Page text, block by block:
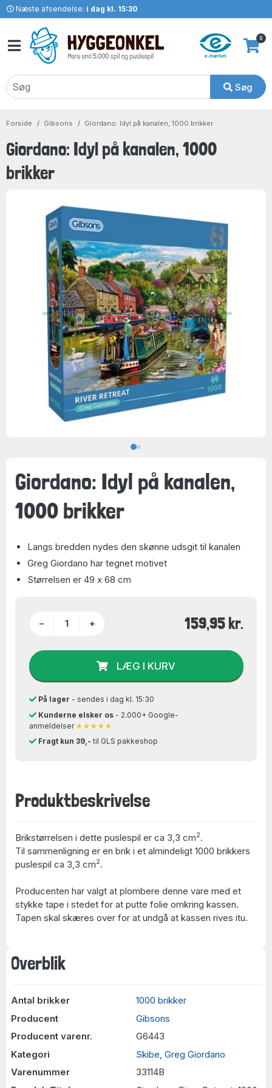
Næste afsendelse: i dag kl. 15:30
Søg
0
Forside Gibsons Giordano: Idyl på kanalen, 1000 brikker
Giordano: Idyl på kanalen, 1000
brikker
Overblik
Antal brikker
1000 brikker
Producent
Gibsons
Producent varenr.
G6443
Kategori
Skibe Greg Giordano
Varenummer
33114B
Giordano: Idyl på kanalen,
1000 brikker
Langs bredden nydes den skønne udsgit til kanalen
Greg Giordano har tegnet motivet
Størrelsen er 49 x 68 cm
− + 159,95 kr.
LÆG I KURV
På lager - sendes i dag kl. 15:30
Kunderne elsker os- 2.000+ Google-
anmeldelser ★★★★★
Fragt kun 39,- til GLS pakkeshop
Produktbeskrivelse
Brikstørrelsen i dette puslespil er ca 3,3 cm2.
Til sammenligning er en brik i et almindeligt 1000 brikkers
puslespil ca 3,3 cm2.
Producenten har valgt at plombere denne vare med et
stykke tape i stedet for at putte folie omkring kassen.
Tapen skal skæres over for at undgå at kassen rives itu.